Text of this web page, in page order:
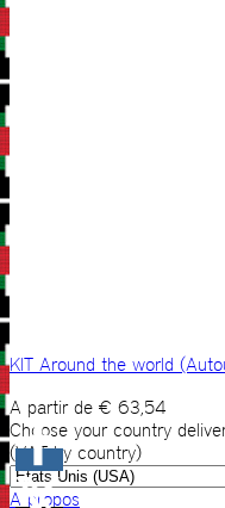
KIT Around the world
A partir de € 63,54
Choose your country
(VAT by country)
A propos